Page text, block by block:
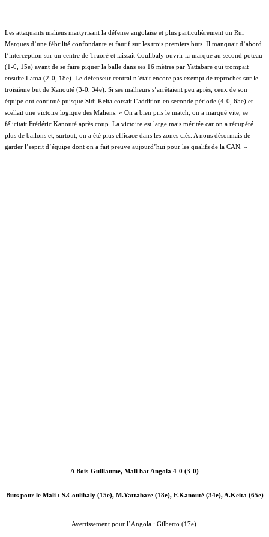
Les attaquants maliens martyrisant la défense angolaise et plus particulièrement un Rui
Marques d’une fébrilité confondante et fautif sur les trois premiers buts. Il manquait d’abord
l’interception sur un centre de Traoré et laissait Coulibaly ouvrir la marque au second poteau
(1-0, 15e) avant de se faire piquer la balle dans ses 16 mètres par Yattabare qui trompait
ensuite Lama (2-0, 18e). Le défenseur central n’était encore pas exempt de reproches sur le
troisième but de Kanouté (3-0, 34e). Si ses malheurs s’arrêtaient peu après, ceux de son
équipe ont continué puisque Sidi Keita corsait l’addition en seconde période (4-0, 65e) et
scellait une victoire logique des Maliens. « On a bien pris le match, on a marqué vite, se
félicitait Frédéric Kanouté après coup. La victoire est large mais méritée car on a récupéré
plus de ballons et, surtout, on a été plus efficace dans les zones clés. A nous désormais de
garder l’esprit d’équipe dont on a fait preuve aujourd’hui pour les qualifs de la CAN. »
A Bois-Guillaume, Mali bat Angola 4-0 (3-0)
Buts pour le Mali : S.Coulibaly (15e), M.Yattabare (18e), F.Kanouté (34e), A.Keita (65e)
Avertissement pour l’Angola : Gilberto (17e).